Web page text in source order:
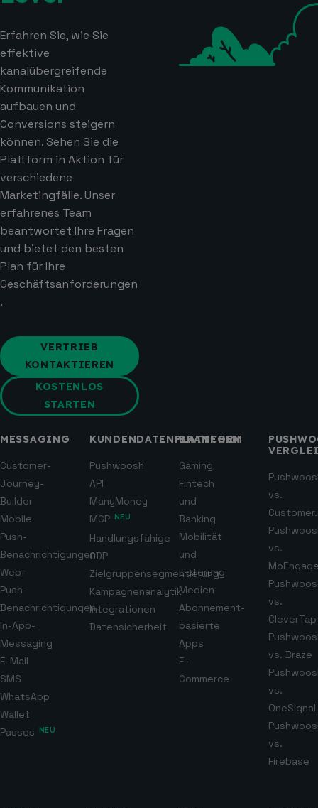
Erfahren Sie, wie Sie
effektive
kanalübergreifende
Kommunikation
aufbauen und
Conversions steigern
können. Sehen Sie die
Plattform in Aktion für
verschiedene
Marketingfälle. Unser
erfahrenes Team
beantwortet Ihre Fragen
und bietet den besten
Plan für Ihre
Geschäftsanforderungen
.
VERTRIEB
KONTAKTIEREN
KOSTENLOS
STARTEN
MESSAGING
Customer-
Journey-
Builder
Mobile
Push-
Benachrichtigungen
Web-
Push-
Benachrichtigungen
In-App-
Messaging
E-Mail
SMS
WhatsApp
Wallet
Passes
NEU
KUNDENDATENPLATTFORM
Pushwoosh
API
ManyMoney
MCP
NEU
Handlungsfähige
CDP
Zielgruppensegmentierung
Kampagnenanalytik
Integrationen
Datensicherheit
BRANCHEN
Gaming
Fintech
und
Banking
Mobilität
und
Lieferung
Medien
Abonnement-
basierte
Apps
E-
Commerce
vs.
vs.
vs.
CleverTap
vs. Braze
vs.
OneSignal
vs.
Firebase